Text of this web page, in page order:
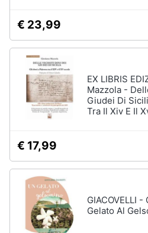
€ 23,99
EX LIBRIS
Mazzola -
Giudei Di
Tra Il Xiv E Il
€ 17,99
GIACOVELLI
Gelato Al